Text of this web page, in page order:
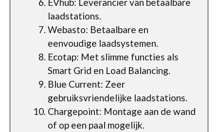
laadstations.
Webasto: Betaalbare en
eenvoudige laadsystemen.
Ecotap: Met slimme functies als
Smart Grid en Load Balancing.
Blue Current: Zeer
gebruiksvriendelijke laadstations.
Chargepoint: Montage aan de wand
of op een paal mogelijk.